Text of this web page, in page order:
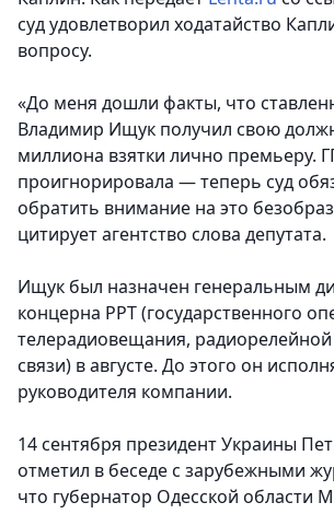
суд удовлетворил ходатайство
вопросу.
«До меня дошли факты, что
Владимир Ищук получил свою
миллиона взятки лично премьеру.
проигнорировала — теперь суд
обратить внимание на это
цитирует агентство слова депутата.
Ищук был назначен генеральным
концерна РРТ (государственного
телерадиовещания,
связи) в августе. До этого он
руководителя компании.
14 сентября президент Украины
отметил в беседе с зарубежными
что губернатор Одесской области